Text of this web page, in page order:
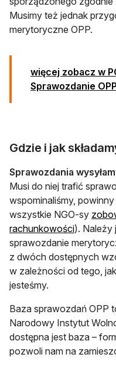
Musimy też jednak
merytoryczne OPP.
więcej zobacz w
Sprawozdanie OPP
Gdzie i jak
Sprawozdania
Musi do niej trafić
wspominaliśmy,
wszystkie NGO-sy
rachunkowości).
sprawozdanie
z dwóch dostępnych
w zależności od tego,
jesteśmy.
Baza sprawozdań OPP
Narodowy Instytut
dostępna jest baza –
pozwoli nam na